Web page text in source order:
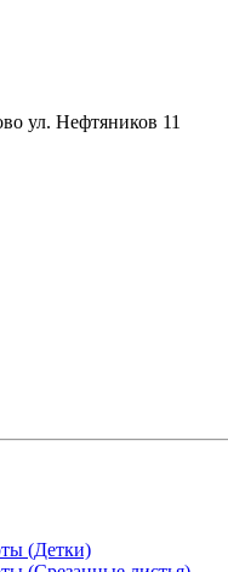
ул. Нефтяников 11
(Детки)